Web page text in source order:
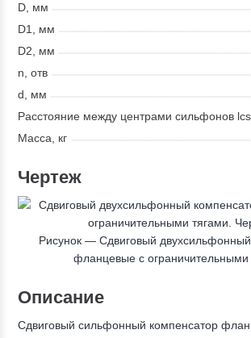
D, мм
D1, мм
D2, мм
n, отв
d, мм
Расстояние между центрами сильфонов
Масса, кг
Чертеж
Рисунок — Сдвиговый
фланцевые с ограничительными
Описание
Сдвиговый сильфонный компенсатор